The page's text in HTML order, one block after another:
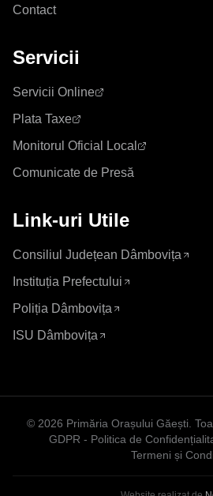
Contact
Servicii
Servicii Online
Plata Taxe
Monitorul Oficial Local
Comunicate de Presă
Link-uri Utile
Consiliul Județean Dâmbovița
Instituția Prefectului
Poliția Dâmbovița
ISU Dâmbovița
© 2026 Primăria Orașului Găești .
GDPR - Politica de
Termeni și